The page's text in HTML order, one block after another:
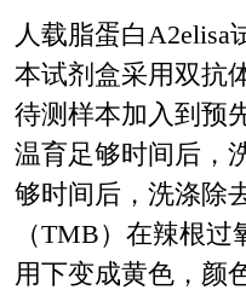
人载脂蛋白A2elisa
本试剂盒采用双抗
待测样本加入到预
温育足够时间后，
够时间后，洗涤除
（TMB）在辣根
用下变成黄色，颜